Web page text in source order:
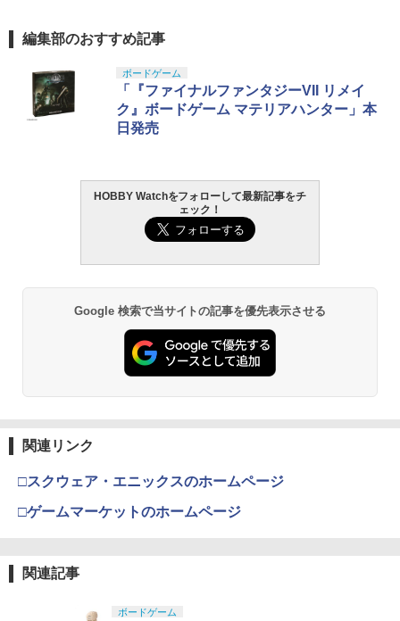
編集部のおすすめ記事
ボードゲーム
「『ファイナルファンタジーVII リメイ
ク』ボードゲーム マテリアハンター」本
日発売
HOBBY Watchをフォローして最新記事をチ
ェック！
Google 検索で当サイトの記事を優先表示させる
関連リンク
□スクウェア・エニックスのホームページ
□ゲームマーケットのホームページ
関連記事
ボードゲーム